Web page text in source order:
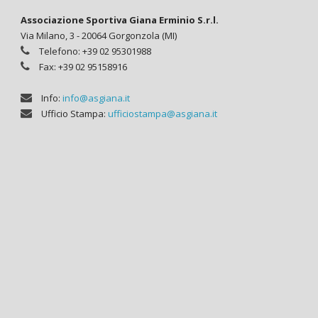
Associazione Sportiva Giana Erminio S.r.l.
Via Milano, 3 - 20064 Gorgonzola (MI)
Telefono: +39 02 95301988
Fax: +39 02 95158916
Info: info@asgiana.it
Ufficio Stampa: ufficiostampa@asgiana.it